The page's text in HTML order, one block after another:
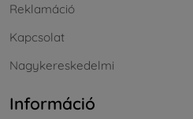
Reklamáció
Kapcsolat
Nagykereskedelmi
Információ